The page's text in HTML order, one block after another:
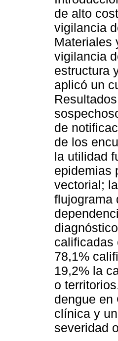
de alto
vigilancia
Materiales
vigilancia
estructura
aplicó un
de
de los
la utilidad
epidemias
vectorial;
flujograma
calificadas
78,1%
19,2% la
o
dengue en
clínica y
severidad